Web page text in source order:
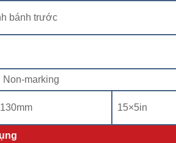
bánh trước
Non-marking
15×5in